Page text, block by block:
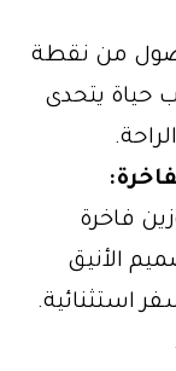
من نقطة
حياة يتحدى
فاخرة
الأنيق
استثنائية.